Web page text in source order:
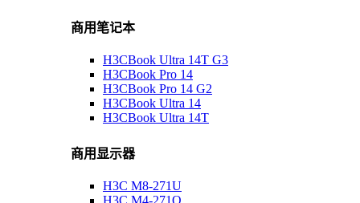
商用笔记本
H3CBook Ultra 14T G3
H3CBook Pro 14
H3CBook Pro 14 G2
H3CBook Ultra 14
H3CBook Ultra 14T
商用显示器
H3C M8-271U
H3C M4-271Q